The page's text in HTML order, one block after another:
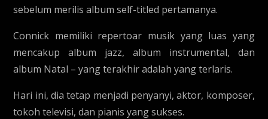
sebelum merilis album self-titled pertamanya.
Connick memiliki repertoar musik yang luas yang
mencakup album jazz, album instrumental, dan
album Natal – yang terakhir adalah yang terlaris.
Hari ini, dia tetap menjadi penyanyi, aktor, komposer,
tokoh televisi, dan pianis yang sukses.